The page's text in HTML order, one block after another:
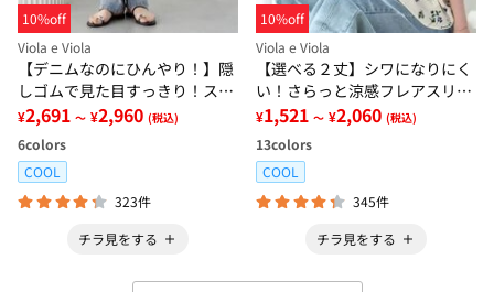
10%off
Viola e Viola
【デニムなのにひんやり！】隠
しゴムで見た目すっきり！スト
レッチ楽ちんデニム
¥2,691 ～ ¥2,960 (税込)
6colors
COOL
323件
チラ見をする
10%off
Viola e Viola
【選べる２丈】シワになりにく
い！さらっと涼感フレアスリー
ブブラウス
¥1,521 ～ ¥2,060 (税込)
13colors
COOL
345件
チラ見をする